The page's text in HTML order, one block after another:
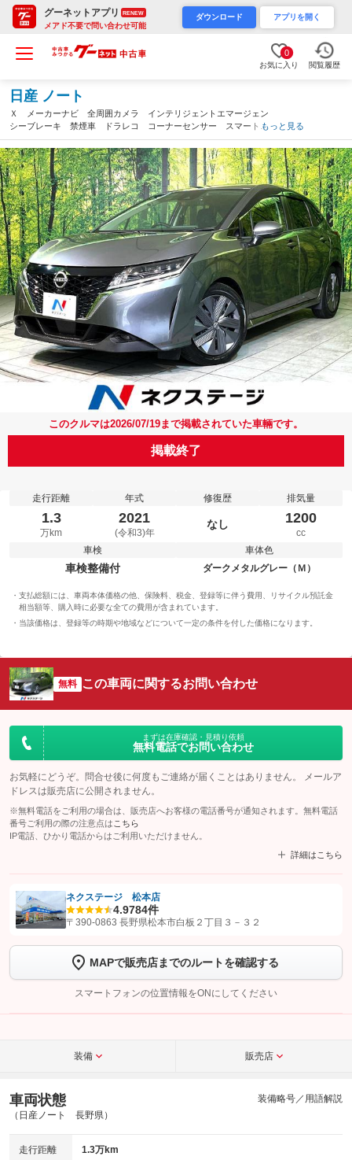
グーネットアプリ RENEW
メアド不要で問い合わせ可能
ダウンロード アプリを開く
0
お気に入り 閲覧履歴
日産 ノート
Ｘ メーカーナビ 全周囲カメラ インテリジェントエマージェン
シーブレーキ 禁煙車 ドラレコ コーナーセンサー スマートキ
ー ＬＥＤヘッド ビルトインＥＴＣ オートライト オートエア
コン Ｂｌｕｅｔｏｏｔｈ（長野県）
もっと見る
このクルマは2026/07/19まで掲載されていた車輛です。
掲載終了
走行距離
1.3
万km
年式
2021
(令和3)年
修復歴
なし
排気量
1200
cc
車検
車検整備付
車体色
ダークメタルグレー（Ｍ）
支払総額には、車両本体価格の他、保険料、税金、登録等に伴う費用、リサイクル預託金
相当額等、購入時に必要な全ての費用が含まれています。
当該価格は、登録等の時期や地域などについて一定の条件を付した価格になります。
無料 この車両に関するお問い合わせ
まずは在庫確認・見積り依頼
無料電話でお問い合わせ
お気軽にどうぞ。問合せ後に何度もご連絡が届くことはありません。 メールア
ドレスは販売店に公開されません。
※無料電話をご利用の場合は、販売店へお客様の電話番号が通知されます。無料電話
番号ご利用の際の注意点は こちら
IP電話、ひかり電話からはご利用いただけません。
詳細はこちら
【STEP1】認証画面でグーネットを友だち追加してから「許可する」ボタンを押
トーク画面で
ボタンをタップして問い合わせを
完了してください。
こちら
ネクステージ 松本店
4.9784件
〒390-0863 長野県松本市白板２丁目３－３２
MAPで販売店までのルートを確認する
スマートフォンの位置情報をONにしてください
装備 販売店
車両状態
（日産ノート 長野県）
装備略号／用語解説
走行距離 1.3万km